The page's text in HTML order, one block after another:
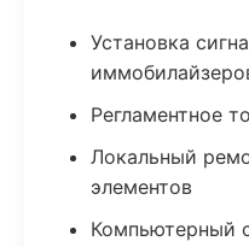
Установка
Регламентное
Локальный
элементов
Компьютерный